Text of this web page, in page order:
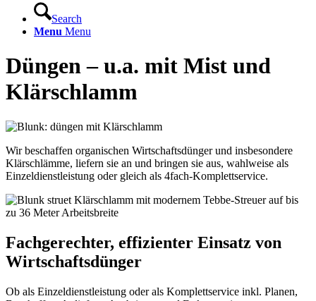
Search
Menu Menu
Düngen – u.a. mit Mist und
Klärschlamm
Wir beschaffen organischen Wirtschaftsdünger und insbesondere
Klärschlämme, liefern sie an und bringen sie aus, wahlweise als
Einzeldienstleistung oder gleich als 4fach-Komplettservice.
Fachgerechter, effizienter Einsatz von
Wirtschaftsdünger
Ob als Einzeldienstleistung oder als Komplettservice inkl. Planen,